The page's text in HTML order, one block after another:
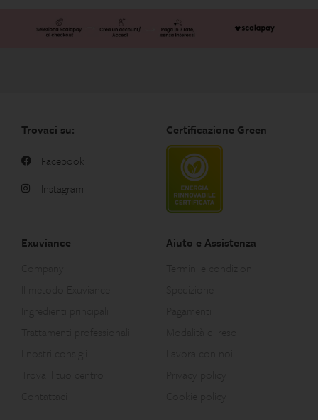
Aiuto e Assistenza
Exuviance
Trovaci su:
Facebook
Instagram
Certificazione Green